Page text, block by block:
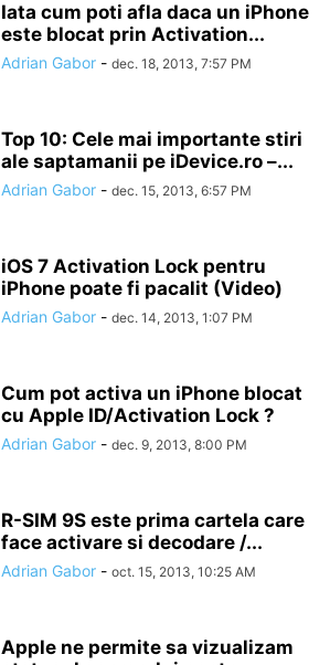
Iata cum poti afla daca un iPhone
este blocat prin Activation...
Adrian Gabor - dec. 18, 2013, 7:57 PM
Top 10: Cele mai importante stiri
ale saptamanii pe iDevice.ro –...
Adrian Gabor - dec. 15, 2013, 6:57 PM
iOS 7 Activation Lock pentru
iPhone poate fi pacalit (Video)
Adrian Gabor - dec. 14, 2013, 1:07 PM
Cum pot activa un iPhone blocat
cu Apple ID/Activation Lock ?
Adrian Gabor - dec. 9, 2013, 8:00 PM
R-SIM 9S este prima cartela care
face activare si decodare /...
Adrian Gabor - oct. 15, 2013, 10:25 AM
Apple ne permite sa vizualizam